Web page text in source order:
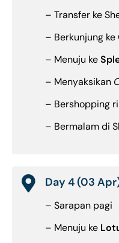
– Transfer ke
– Berkunjung ke
– Menuju ke
– Menyaksikan
– Bershopping
– Bermalam di
Day 4 (03
– Sarapan pagi
– Menuju ke